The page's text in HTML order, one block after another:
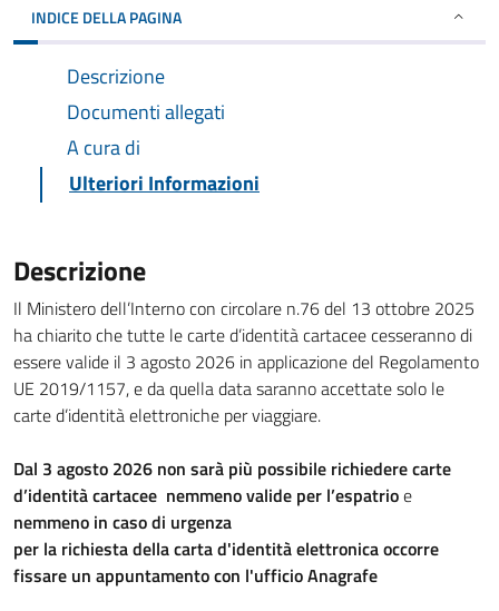
INDICE DELLA PAGINA
Descrizione
Documenti allegati
A cura di
Ulteriori Informazioni
Descrizione
Il Ministero dell’Interno con circolare n.76 del 13 ottobre 2025
ha chiarito che tutte le carte d’identità cartacee cesseranno di
essere valide il 3 agosto 2026 in applicazione del Regolamento
UE 2019/1157, e da quella data saranno accettate solo le
carte d’identità elettroniche per viaggiare.
Dal 3 agosto 2026 non sarà più possibile richiedere carte
d’identità cartacee nemmeno valide per l’espatrioe
nemmeno in caso di urgenza
per la richiesta della carta d'identità elettronica occorre
fissare un appuntamento con l'ufficio Anagrafe